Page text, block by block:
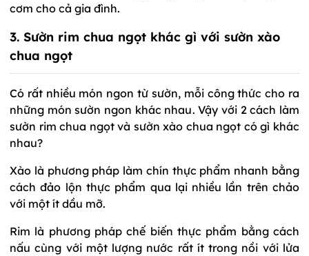
cơm cho cả gia đình.
3. Sườn rim chua ngọt khác gì với sườn xào
chua ngọt
Có rất nhiều món ngon từ sườn, mỗi công thức cho ra
những món sườn ngon khác nhau. Vậy với 2 cách làm
sườn rim chua ngọt và sườn xào chua ngọt có gì khác
nhau?
Xào là phương pháp làm chín thực phẩm nhanh bằng
cách đảo lộn thực phẩm qua lại nhiều lần trên chảo
với một ít dầu mỡ.
Rim là phương pháp chế biến thực phẩm bằng cách
nấu cùng với một lượng nước rất ít trong nồi với lửa